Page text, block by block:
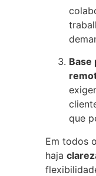
Base
que
Em todos
haja